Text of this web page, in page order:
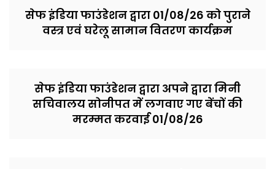
सेफ इंडिया फाउंडेशन द्वारा 01/08/26 को पुराने
वस्त्र एवं घरेलू सामान वितरण कार्यक्रम
सेफ इंडिया फाउंडेशन द्वारा अपने द्वारा मिनी
सचिवालय सोनीपत में लगवाए गए बेंचों की
मरम्मत करवाई 01/08/26